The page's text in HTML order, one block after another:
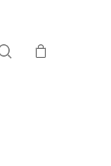
search